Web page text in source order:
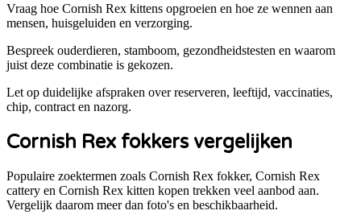
Vraag hoe Cornish Rex kittens opgroeien en hoe ze wennen aan
mensen, huisgeluiden en verzorging.
Bespreek ouderdieren, stamboom, gezondheidstesten en waarom
juist deze combinatie is gekozen.
Let op duidelijke afspraken over reserveren, leeftijd, vaccinaties,
chip, contract en nazorg.
Cornish Rex fokkers vergelijken
Populaire zoektermen zoals Cornish Rex fokker, Cornish Rex
cattery en Cornish Rex kitten kopen trekken veel aanbod aan.
Vergelijk daarom meer dan foto's en beschikbaarheid.